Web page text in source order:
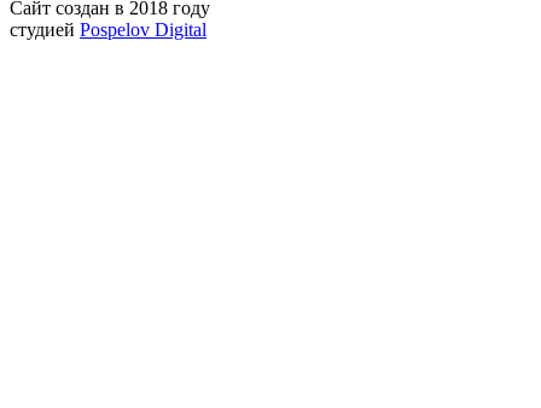
Сайт создан в 2018 году
студией Pospelov Digital